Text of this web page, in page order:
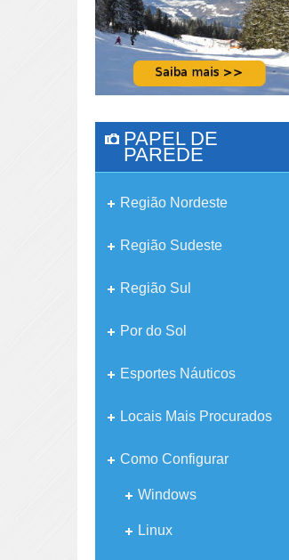
PAPEL DE
PAREDE
Região Nordeste
Região Sudeste
Região Sul
Por do Sol
Esportes Náuticos
Locais Mais Procurados
Como Configurar
Windows
Linux